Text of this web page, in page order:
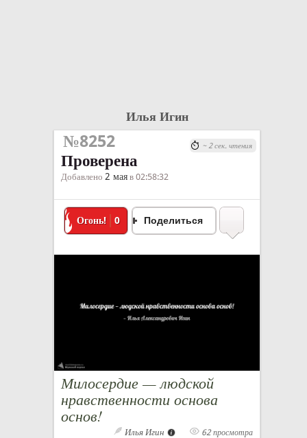
Илья Игин
№8252
Проверена
Добавлено 2 мая в 02:58:32
Огонь! 0 Поделиться
Милосердие — людской
нравственности основа
основ!
Илья Игин 62 просмотра
~ 2 сек. чтения